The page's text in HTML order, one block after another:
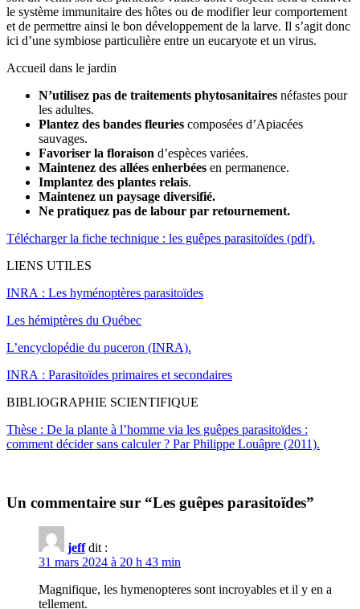
le système immunitaire des hôtes ou de modifier leur comportement
et de permettre ainsi le bon développement de la larve. Il s’agit donc
ici d’une symbiose particulière entre un eucaryote et un virus.
Accueil dans le jardin
N’utilisez pas de traitements phytosanitaires néfastes pour
les adultes.
Plantez des bandes fleuries composées d’Apiacées
sauvages.
Favoriser la floraison d’espèces variées.
Maintenez des allées enherbées en permanence.
Implantez des plantes relais.
Maintenez un paysage diversifié.
Ne pratiquez pas de labour par retournement.
Télécharger la fiche technique : les guêpes parasitoïdes (pdf).
LIENS UTILES
INRA : Les hyménoptères parasitoïdes
Les hémiptères du Québec
L’encyclopédie du puceron (INRA).
INRA : Parasitoïdes primaires et secondaires
BIBLIOGRAPHIE SCIENTIFIQUE
Thèse : De la plante à l’homme via les guêpes parasitoïdes :
comment décider sans calculer ? Par Philippe Louâpre (2011).
Un commentaire sur “Les guêpes parasitoïdes”
jeff dit :
31 mars 2024 à 20 h 43 min
Magnifique, les hymenopteres sont incroyables et il y en a
tellement.